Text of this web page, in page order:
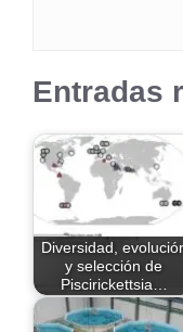
Entradas
Diversidad,
y selección de
Piscirickettsia…